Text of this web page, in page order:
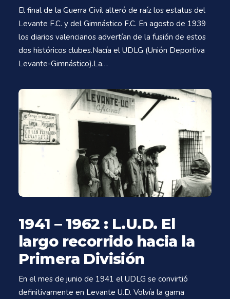
El final de la Guerra Civil alteró de raíz los estatus del
Levante F.C. y del Gimnástico F.C. En agosto de 1939
los diarios valencianos advertían de la fusión de estos
dos históricos clubes.Nacía el UDLG (Unión Deportiva
Levante-Gimnástico).La…
1941 – 1962 : L.U.D. El
largo recorrido hacia la
Primera División
En el mes de junio de 1941 el UDLG se convirtió
definitivamente en Levante U.D. Volvía la gama